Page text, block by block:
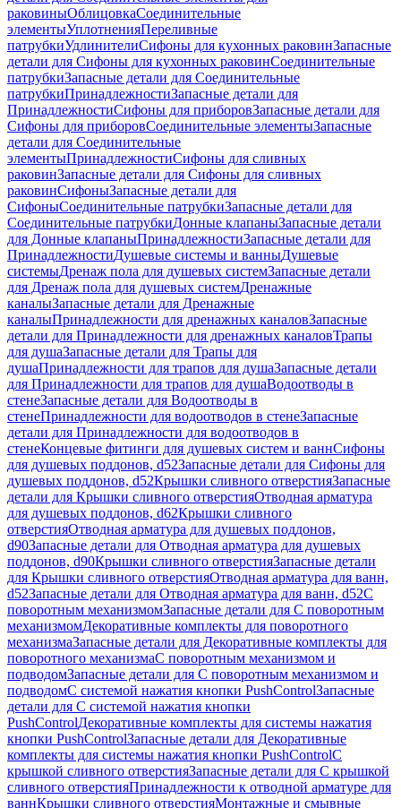
раковиныОблицовкаСоединительные
элементыУплотненияПереливные
патрубкиУдлинителиСифоны для кухонных раковинЗапасные
детали для Сифоны для кухонных раковинСоединительные
патрубкиЗапасные детали для Соединительные
патрубкиПринадлежностиЗапасные детали для
ПринадлежностиСифоны для приборовЗапасные детали для
Сифоны для приборовСоединительные элементыЗапасные
детали для Соединительные
элементыПринадлежностиСифоны для сливных
раковинЗапасные детали для Сифоны для сливных
раковинСифоныЗапасные детали для
СифоныСоединительные патрубкиЗапасные детали для
Соединительные патрубкиДонные клапаныЗапасные детали
для Донные клапаныПринадлежностиЗапасные детали для
ПринадлежностиДушевые системы и ванныДушевые
системыДренаж пола для душевых системЗапасные детали
для Дренаж пола для душевых системДренажные
каналыЗапасные детали для Дренажные
каналыПринадлежности для дренажных каналовЗапасные
детали для Принадлежности для дренажных каналовТрапы
для душаЗапасные детали для Трапы для
душаПринадлежности для трапов для душаЗапасные детали
для Принадлежности для трапов для душаВодоотводы в
стенеЗапасные детали для Водоотводы в
стенеПринадлежности для водоотводов в стенеЗапасные
детали для Принадлежности для водоотводов в
стенеКонцевые фитинги для душевых систем и ваннСифоны
для душевых поддонов, d52Запасные детали для Сифоны для
душевых поддонов, d52Крышки сливного отверстияЗапасные
детали для Крышки сливного отверстияОтводная арматура
для душевых поддонов, d62Крышки сливного
отверстияОтводная арматура для душевых поддонов,
d90Запасные детали для Отводная арматура для душевых
поддонов, d90Крышки сливного отверстияЗапасные детали
для Крышки сливного отверстияОтводная арматура для ванн,
d52Запасные детали для Отводная арматура для ванн, d52С
поворотным механизмомЗапасные детали для С поворотным
механизмомДекоративные комплекты для поворотного
механизмаЗапасные детали для Декоративные комплекты для
поворотного механизмаС поворотным механизмом и
подводомЗапасные детали для С поворотным механизмом и
подводомС системой нажатия кнопки PushControlЗапасные
детали для С системой нажатия кнопки
PushControlДекоративные комплекты для системы нажатия
кнопки PushControlЗапасные детали для Декоративные
комплекты для системы нажатия кнопки PushControlС
крышкой сливного отверстияЗапасные детали для С крышкой
сливного отверстияПринадлежности к отводной арматуре для
ваннКрышки сливного отверстияМонтажные и смывные